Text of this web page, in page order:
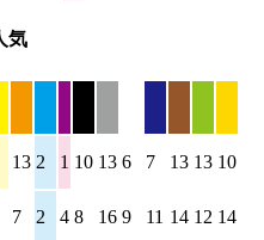
気
13 2 1 10 13 6 7 13 13 10
7 2 4 8 16 9 11 14 12 14